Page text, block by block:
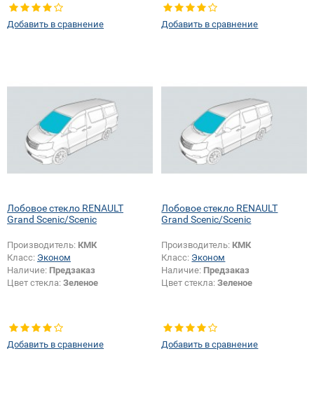
Добавить в сравнение Добавить в сравнение
Лобовое стекло RENAULT
Grand Scenic/Scenic
Производитель: КМК
Класс: Эконом
Наличие: Предзаказ
Цвет стекла: Зеленое
Добавить в сравнение
Лобовое стекло RENAULT
Grand Scenic/Scenic
Производитель: КМК
Класс: Эконом
Наличие: Предзаказ
Цвет стекла:Зеленое
Добавить в сравнение